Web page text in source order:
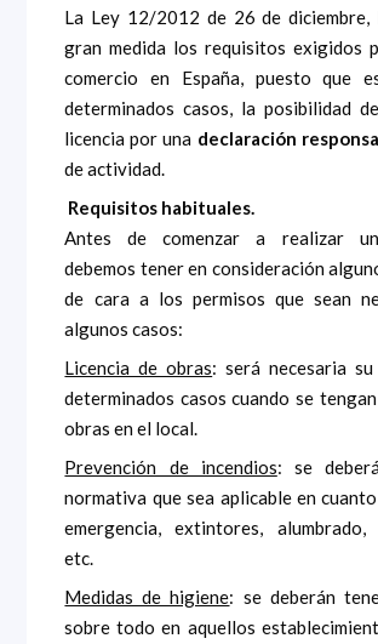
La Ley 12/2012 de 26 de diciembre,
gran medida los requisitos exigidos
comercio en España, puesto que
determinados casos, la posibilidad
licencia por una declaración
de actividad.
Requisitos habituales.
Antes de comenzar a realizar
debemos tener en consideración
de cara a los permisos que sean
algunos casos:
Licencia de obras: será necesaria
determinados casos cuando se
obras en el local.
Prevención de incendios: se
normativa que sea aplicable en
emergencia, extintores, alumbrado,
etc.
Medidas de higiene: se deberán
sobre todo en aquellos